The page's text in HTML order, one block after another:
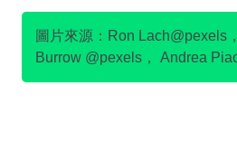
舊衣回收
圖片來源：Ron Lach@pexels
Burrow @pexels， Andrea
H&M官網圖片，adidas官網圖